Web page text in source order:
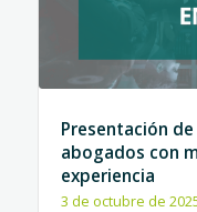
Presentación
abogados con
experiencia
3 de octubre de